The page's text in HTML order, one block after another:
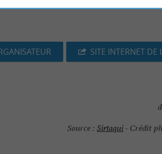
SITE INTERNET DE
Source : Sirtaqui-Crédit